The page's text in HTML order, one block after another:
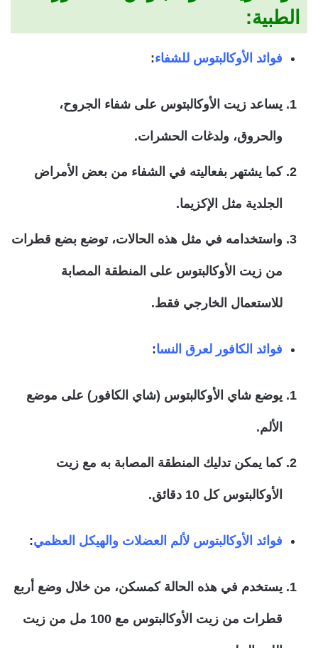
الطبية:
فوائد الأوكالبتوس للشفاء:
يساعد زيت الأوكالبتوس على شفاء الجروح،
والحروق، ولدغات الحشرات.
كما يشتهر بفعاليته في الشفاء من بعض الأمراض
الجلدية مثل الإكزيما.
واستخدامه في مثل هذه الحالات، توضع بضع قطرات
من زيت الأوكالبتوس على المنطقة المصابة
للاستعمال الخارجي فقط.
فوائد الكافور لعرق النسا:
يوضع شاي الأوكالبتوس (شاي الكافور) على موضع
الألم.
كما يمكن تدليك المنطقة المصابة به مع زيت
الأوكالبتوس كل 10 دقائق.
فوائد الأوكالبتوس لألم العضلات والهيكل العظمي:
يستخدم في هذه الحالة كمسكن، من خلال وضع أربع
قطرات من زيت الأوكالبتوس مع 100 مل من زيت